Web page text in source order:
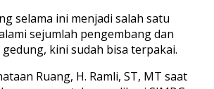
selama ini menjadi salah satu
sejumlah pengembang dan
kini sudah bisa terpakai.
Ruang, H. Ramli, ST, MT saat